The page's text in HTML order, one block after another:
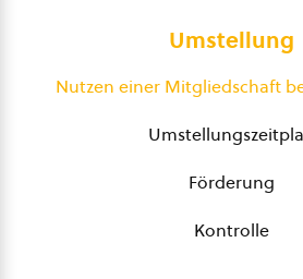
Umstellung
Nutzen einer Mitgliedschaft
Förderung
Kontrolle